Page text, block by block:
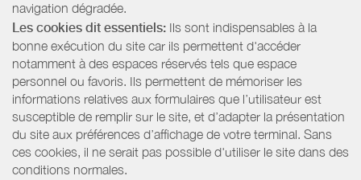
navigation dégradée.
Les cookies dit essentiels: Ils sont indispensables à la
bonne exécution du site car ils permettent d'accéder
notamment à des espaces réservés tels que espace
personnel ou favoris. Ils permettent de mémoriser les
informations relatives aux formulaires que l’utilisateur est
susceptible de remplir sur le site, et d’adapter la présentation
du site aux préférences d’affichage de votre terminal. Sans
ces cookies, il ne serait pas possible d'utiliser le site dans des
conditions normales.